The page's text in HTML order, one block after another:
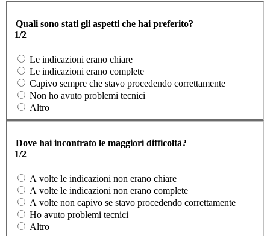
Quali sono stati gli aspetti che hai preferito?
1/2
Le indicazioni erano chiare
Le indicazioni erano complete
Capivo sempre che stavo procedendo correttamente
Non ho avuto problemi tecnici
Altro
Dove hai incontrato le maggiori difficoltà?
1/2
A volte le indicazioni non erano chiare
A volte le indicazioni non erano complete
A volte non capivo se stavo procedendo correttamente
Ho avuto problemi tecnici
Altro